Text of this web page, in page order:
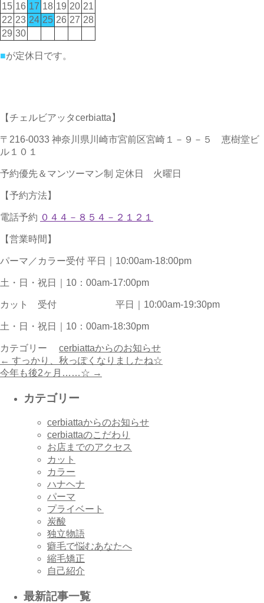
15 16 17 18 19 20 21
22 23 24 25 26 27 28
29 30
■が定休日です。
【チェルビアッタcerbiatta】
〒216-0033 神奈川県川崎市宮前区宮崎１－９－５ 恵樹堂ビ
ル１０１
予約優先＆マンツーマン制 定休日 火曜日
【予約方法】
電話予約 ０４４－８５４－２１２１
【営業時間】
パーマ／カラー受付 平日｜10:00am-18:00pm
土・日・祝日｜10：00am-17:00pm
カット 受付 平日｜10:00am-19:30pm
土・日・祝日｜10：00am-18:30pm
カテゴリー cerbiattaからのお知らせ
← すっかり、秋っぽくなりましたね☆
今年も後2ヶ月……☆ →
カテゴリー
cerbiattaからのお知らせ
cerbiattaのこだわり
お店までのアクセス
カット
カラー
ハナヘナ
パーマ
プライベート
炭酸
独立物語
癖毛で悩むあなたへ
縮毛矯正
自己紹介
最新記事一覧